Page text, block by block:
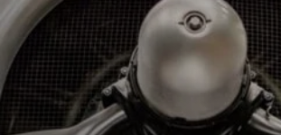
sector
/
aplicación